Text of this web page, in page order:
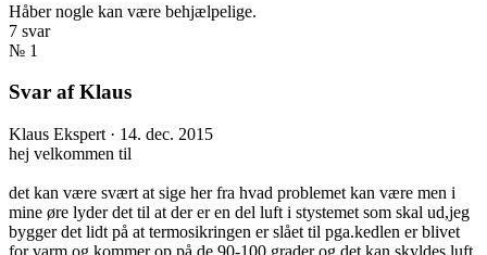
Håber nogle kan være behjælpelige.
7 svar
№ 1
Svar af Klaus
Klaus Ekspert · 14. dec. 2015
hej velkommen til
det kan være svært at sige her fra hvad problemet kan være men i
mine øre lyder det til at der er en del luft i stystemet som skal ud,jeg
bygger det lidt på at termosikringen er slået til pga.kedlen er blivet
for varm og kommer op på de 90-100 grader og det kan skyldes luft